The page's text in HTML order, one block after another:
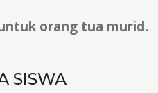
orang tua murid.
SISWA